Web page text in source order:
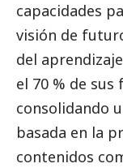
capacidades
visión de
del
el 70 % de
consolidando
basada en la
contenidos